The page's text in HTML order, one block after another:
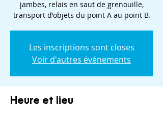
jambes, relais en saut de grenouille,
transport d'objets du point A au point B.
Les inscriptions sont closes
Voir d'autres événements
Heure et lieu